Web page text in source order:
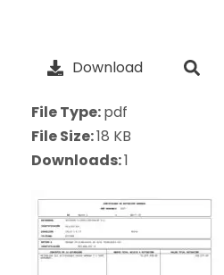
Download
File Type:pdf
File Size:18 KB
Downloads:1